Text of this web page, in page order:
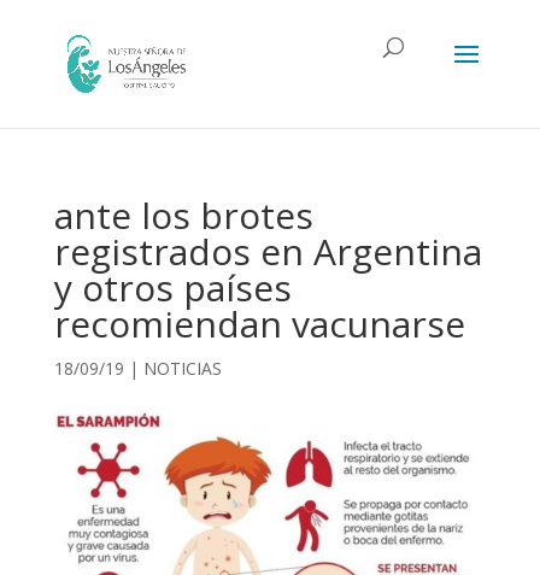
ante los brotes
registrados en Argentina
y otros países
recomiendan vacunarse
18/09/19 | NOTICIAS